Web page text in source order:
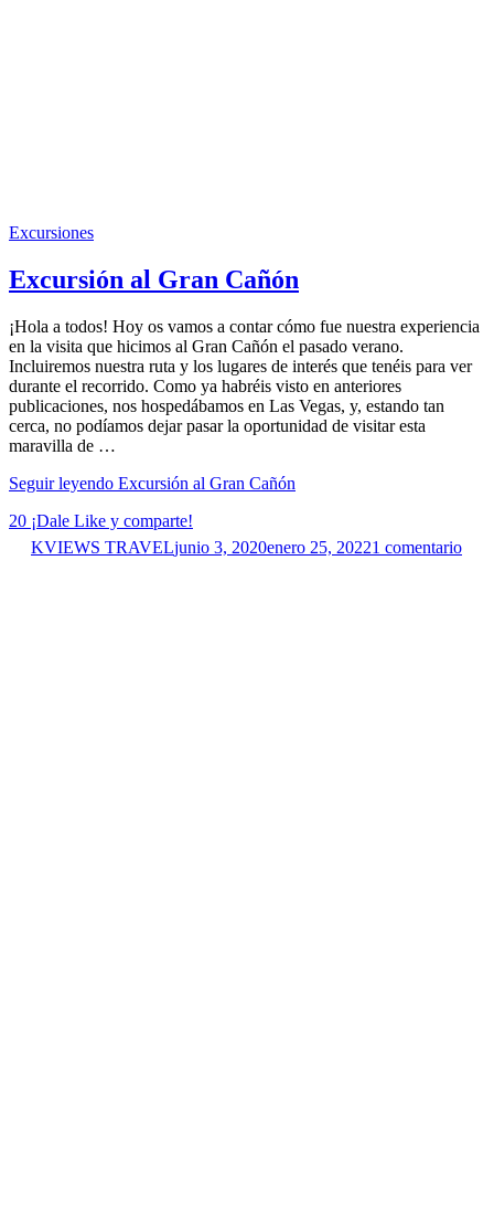
Excursiones
Excursión al Gran Cañón
¡Hola a todos! Hoy os vamos a contar cómo fue nuestra experiencia
en la visita que hicimos al Gran Cañón el pasado verano.
Incluiremos nuestra ruta y los lugares de interés que tenéis para ver
durante el recorrido. Como ya habréis visto en anteriores
publicaciones, nos hospedábamos en Las Vegas, y, estando tan
cerca, no podíamos dejar pasar la oportunidad de visitar esta
maravilla de …
Seguir leyendo Excursión al Gran Cañón
20 ¡Dale Like y comparte!
KVIEWS TRAVELjunio 3, 2020enero 25, 20221 comentario